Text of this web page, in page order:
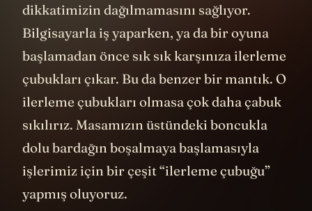
dikkatimizin dağılmamasını sağlıyor.
Bilgisayarla iş yaparken, ya da bir oyuna
başlamadan önce sık sık karşınıza ilerleme
çubukları çıkar. Bu da benzer bir mantık. O
ilerleme çubukları olmasa çok daha çabuk
sıkılırız. Masamızın üstündeki boncukla
dolu bardağın boşalmaya başlamasıyla
işlerimiz için bir çeşit “ilerleme çubuğu”
yapmış oluyoruz.